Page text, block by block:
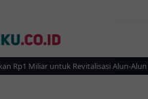
Miliar untuk Revitalisasi Alun-Alun